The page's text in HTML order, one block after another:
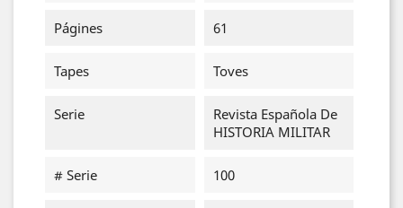
Págines 61
Tapes Toves
Serie
Revista Española De
HISTORIA MILITAR
# Serie 100